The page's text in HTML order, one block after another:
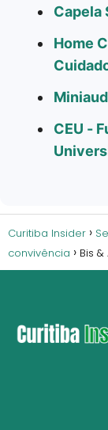
Capela
Home
CEU -
Curitiba Insider
convivência
Bis